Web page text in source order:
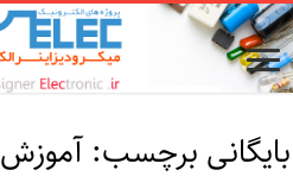
بایگانی برچسب: